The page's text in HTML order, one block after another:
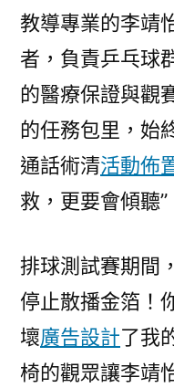
教導專業的李靖
者，負責乒乓球
的醫療保證與觀
的任務包里，始
通話術清活動佈
救，更要會傾聽”
排球測試賽期間
停止散播金箔！
壞廣告設計了我
椅的觀眾讓李靖